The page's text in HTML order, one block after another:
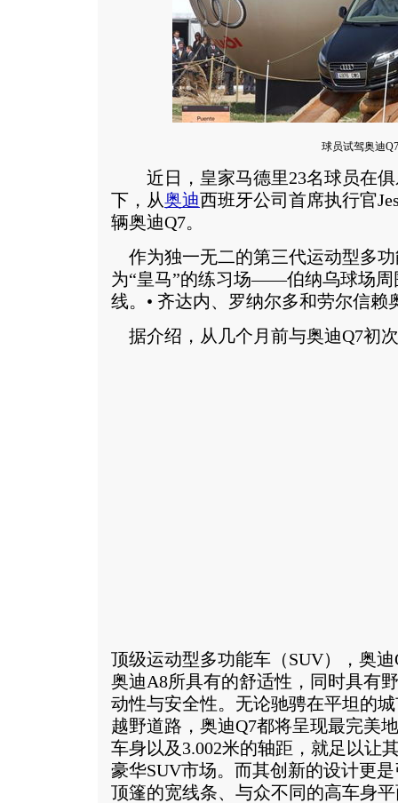
球员试驾奥迪Q7
近日，皇家马德里23名球员在俱
下，从奥迪西班牙公司首席执行官
辆奥迪Q7。
作为独一无二的第三代运动型多功
为“皇马”的练习场——伯纳乌球场周
线。• 齐达内、罗纳尔多和劳尔信赖
据介绍，从几个月前与奥迪Q7初
顶级运动型多功能车（SUV），奥
奥迪A8所具有的舒适性，同时具有
动性与安全性。无论驰骋在平坦的
越野道路，奥迪Q7都将呈现最完美
车身以及3.002米的轴距，就足以让
豪华SUV市场。而其创新的设计更
顶篷的宽线条、与众不同的高车身